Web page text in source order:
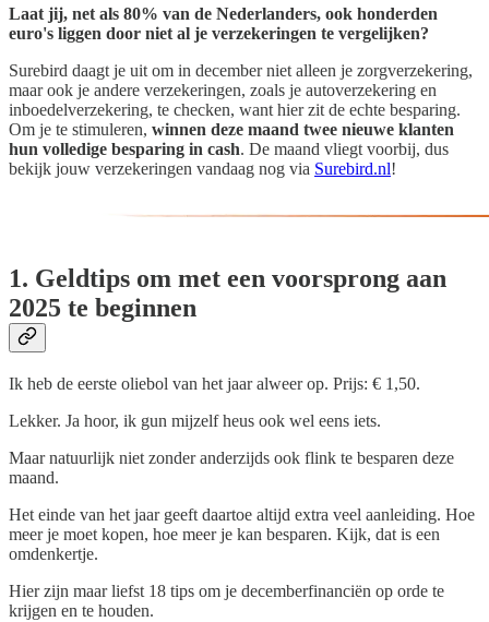
Laat jij, net als 80% van de Nederlanders, ook honderden
euro's liggen door niet al je verzekeringen te vergelijken?
Surebird daagt je uit om in december niet alleen je zorgverzekering,
maar ook je andere verzekeringen, zoals je autoverzekering en
inboedelverzekering, te checken, want hier zit de echte besparing.
Om je te stimuleren, winnen deze maand twee nieuwe klanten
hun volledige besparing in cash. De maand vliegt voorbij, dus
bekijk jouw verzekeringen vandaag nog via Surebird.nl!
1. Geldtips om met een voorsprong aan
2025 te beginnen
Ik heb de eerste oliebol van het jaar alweer op. Prijs: € 1,50.
Lekker. Ja hoor, ik gun mijzelf heus ook wel eens iets.
Maar natuurlijk niet zonder anderzijds ook flink te besparen deze
maand.
Het einde van het jaar geeft daartoe altijd extra veel aanleiding. Hoe
meer je moet kopen, hoe meer je kan besparen. Kijk, dat is een
omdenkertje.
Hier zijn maar liefst 18 tips om je decemberfinanciën op orde te
krijgen en te houden.